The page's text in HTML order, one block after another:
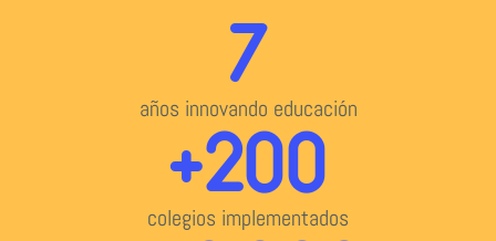
años innovando educación​
7
colegios implementados
+200